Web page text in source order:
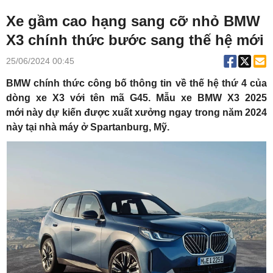
Xe gầm cao hạng sang cỡ nhỏ BMW
X3 chính thức bước sang thế hệ mới
25/06/2024 00:45
BMW chính thức công bố thông tin về thế hệ thứ 4 của
dòng xe X3 với tên mã G45. Mẫu xe
BMW X3 2025
mới này dự kiến được xuất xưởng ngay trong năm 2024
này tại nhà máy ở Spartanburg, Mỹ.